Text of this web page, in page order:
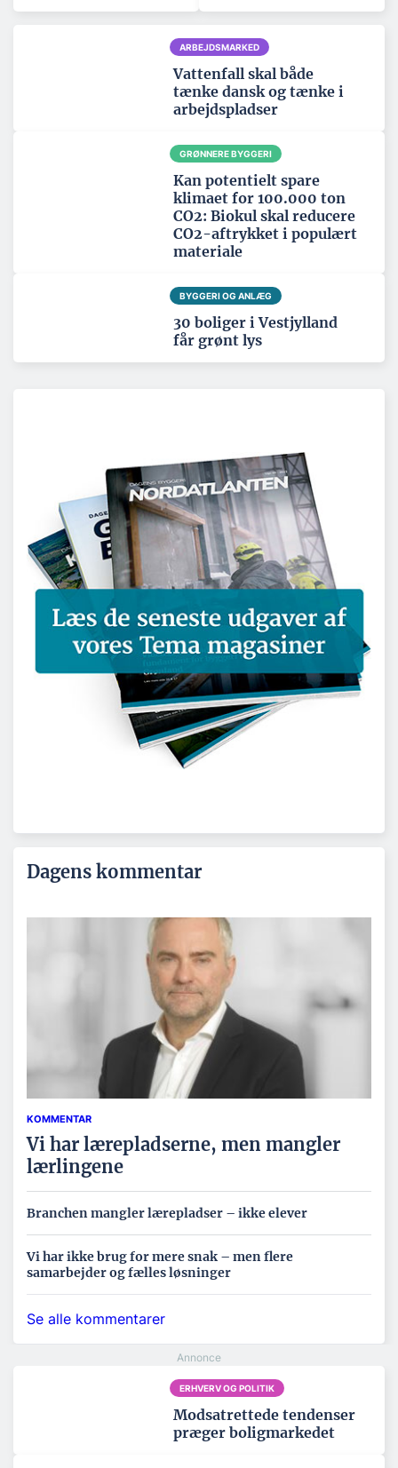
ARBEJDSMARKED
Vattenfall skal både
tænke dansk og tænke i
arbejdspladser
GRØNNERE BYGGERI
Kan potentielt spare
klimaet for 100.000 ton
CO2: Biokul skal reducere
CO2-aftrykket i populært
materiale
BYGGERI OG ANLÆG
30 boliger i Vestjylland
får grønt lys
Dagens kommentar
KOMMENTAR
Vi har lærepladserne, men mangler
lærlingene
Branchen mangler lærepladser – ikke elever
Vi har ikke brug for mere snak – men flere
samarbejder og fælles løsninger
Se alle kommentarer
ERHVERV OG POLITIK
Modsatrettede tendenser
præger boligmarkedet